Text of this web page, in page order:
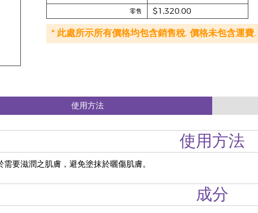
零售 $1,320.00
* 此處所示所有價格均包含銷售稅. 價格未包含運費.
使用方法
使用方法
需要滋潤之肌膚，避免塗抹於曬傷肌膚。
成分